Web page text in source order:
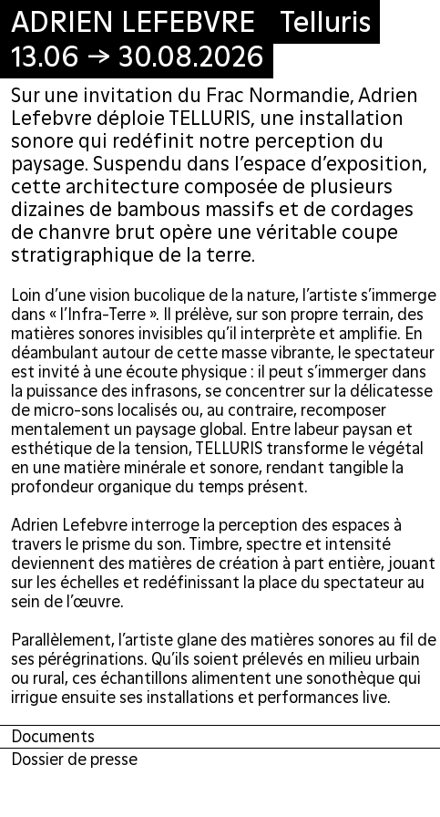
ADRIEN LEFEBVRE Telluris
13.06 → 30.08.2026
ADRIEN LEFEBVRE Telluris
13.06 → 30.08.2026
Sur une invitation du Frac Normandie, Adrien
Lefebvre déploie TELLURIS, une installation
sonore qui redéfinit notre perception du
paysage. Suspendu dans l’espace d’exposition,
cette architecture composée de plusieurs
dizaines de bambous massifs et de cordages
de chanvre brut opère une véritable coupe
stratigraphique de la terre.
Loin d’une vision bucolique de la nature, l’artiste s’immerge
dans « l’Infra-Terre ». Il prélève, sur son propre terrain, des
matières sonores invisibles qu’il interprète et amplifie. En
déambulant autour de cette masse vibrante, le spectateur
est invité à une écoute physique : il peut s’immerger dans
la puissance des infrasons, se concentrer sur la délicatesse
de micro-sons localisés ou, au contraire, recomposer
mentalement un paysage global. Entre labeur paysan et
esthétique de la tension, TELLURIS transforme le végétal
en une matière minérale et sonore, rendant tangible la
profondeur organique du temps présent.
Adrien Lefebvre interroge la perception des espaces à
travers le prisme du son. Timbre, spectre et intensité
deviennent des matières de création à part entière, jouant
sur les échelles et redéfinissant la place du spectateur au
sein de l’œuvre.
Parallèlement, l’artiste glane des matières sonores au fil de
ses pérégrinations. Qu’ils soient prélevés en milieu urbain
ou rural, ces échantillons alimentent une sonothèque qui
irrigue ensuite ses installations et performances live.
Documents
Dossier de presse